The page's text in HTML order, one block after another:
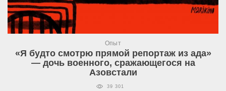
Опыт
«Я будто смотрю прямой репортаж из ада»
— дочь военного, сражающегося на
Азовстали
39 301